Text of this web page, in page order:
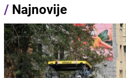
/ Najnovije